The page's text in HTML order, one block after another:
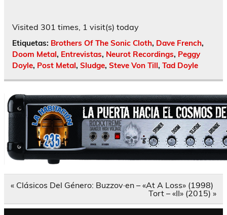
Visited 301 times, 1 visit(s) today
Etiquetas: Brothers Of The Sonic Cloth, Dave French,
Doom Metal, Entrevistas, Neurot Recordings, Peggy
Doyle, Post Metal, Sludge, Steve Von Till, Tad Doyle
Navegación
« Clásicos Del Género: Buzzov·en – «At A Loss» (1998)
Tort – «II» (2015) »